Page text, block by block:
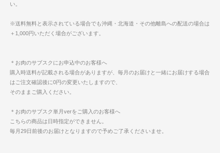
い。
※送料無料と表示されている場合でも沖縄・北海道・その他離島への配送の場合は
＋1,000円いただく場合がございます。
＊お肉のサブスクにお申込中のお客様へ
購入時送料が記載される場合がありますが、毎月のお届けと一緒にお届けする場合
はご注文確認後に0円の変更いたしますので、
そのままご購入ください。
＊お肉のサブスク単月verをご購入のお客様へ
こちらの商品は日時指定ができません。
毎月29日前後のお届けとなりますので予めご了承くださいませ。